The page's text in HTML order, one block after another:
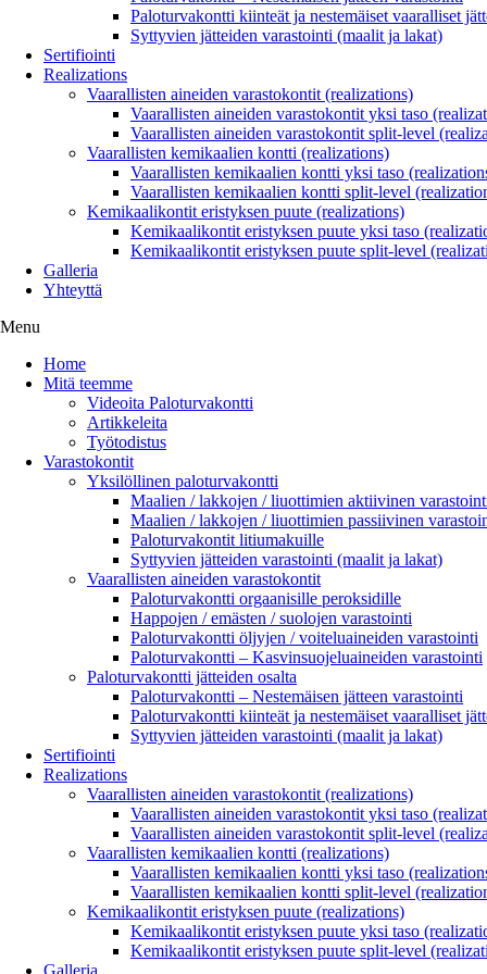
Paloturvakontti kiinteät ja nestemäiset vaaralliset
Syttyvien jätteiden varastointi (maalit ja lakat)
Sertifiointi
Realizations
Vaarallisten aineiden varastokontit (realizations)
Vaarallisten aineiden varastokontit yksi taso
Vaarallisten aineiden varastokontit split-level
Vaarallisten kemikaalien kontti (realizations)
Vaarallisten kemikaalien kontti yksi taso
Vaarallisten kemikaalien kontti split-level
Kemikaalikontit eristyksen puute (realizations)
Kemikaalikontit eristyksen puute yksi taso
Kemikaalikontit eristyksen puute split-level
Galleria
Yhteyttä
Menu
Home
Mitä teemme
Videoita Paloturvakontti
Artikkeleita
Työtodistus
Varastokontit
Yksilöllinen paloturvakontti
Maalien / lakkojen / liuottimien aktiivinen
Maalien / lakkojen / liuottimien passiivinen
Paloturvakontit litiumakuille
Syttyvien jätteiden varastointi (maalit ja lakat)
Vaarallisten aineiden varastokontit
Paloturvakontti orgaanisille peroksidille
Happojen / emästen / suolojen varastointi
Paloturvakontti öljyjen / voiteluaineiden varastointi
Paloturvakontti – Kasvinsuojeluaineiden varastointi
Paloturvakontti jätteiden osalta
Paloturvakontti – Nestemäisen jätteen varastointi
Paloturvakontti kiinteät ja nestemäiset vaaralliset
Syttyvien jätteiden varastointi (maalit ja lakat)
Sertifiointi
Realizations
Vaarallisten aineiden varastokontit (realizations)
Vaarallisten aineiden varastokontit yksi taso
Vaarallisten aineiden varastokontit split-level
Vaarallisten kemikaalien kontti (realizations)
Vaarallisten kemikaalien kontti yksi taso
Vaarallisten kemikaalien kontti split-level
Kemikaalikontit eristyksen puute (realizations)
Kemikaalikontit eristyksen puute yksi taso
Kemikaalikontit eristyksen puute split-level